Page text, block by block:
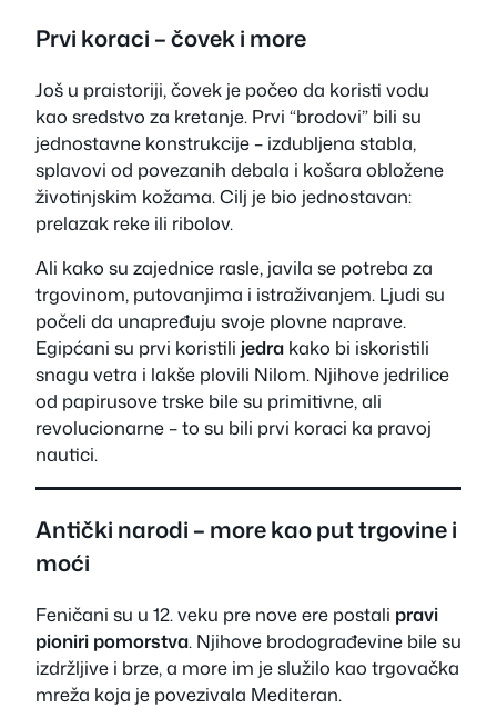
Prvi koraci – čovek i more
Još u praistoriji, čovek je počeo da koristi vodu
kao sredstvo za kretanje. Prvi “brodovi” bili su
jednostavne konstrukcije – izdubljena stabla,
splavovi od povezanih debala i košara obložene
životinjskim kožama. Cilj je bio jednostavan:
prelazak reke ili ribolov.
Ali kako su zajednice rasle, javila se potreba za
trgovinom, putovanjima i istraživanjem. Ljudi su
počeli da unapređuju svoje plovne naprave.
Egipćani su prvi koristili jedra kako bi iskoristili
snagu vetra i lakše plovili Nilom. Njihove jedrilice
od papirusove trske bile su primitivne, ali
revolucionarne – to su bili prvi koraci ka pravoj
nautici.
Antički narodi – more kao put trgovine i
moći
Feničani su u 12. veku pre nove ere postali pravi
pioniri pomorstva. Njihove brodograđevine bile su
izdržljive i brze, a more im je služilo kao trgovačka
mreža koja je povezivala Mediteran.